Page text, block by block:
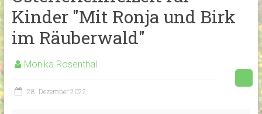
Kinder "Mit Ronja und Birk
im Räuberwald"
Monika Rosenthal
28. Dezember 2022